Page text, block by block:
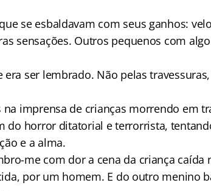
se esbaldavam com seus ganhos:
sensações. Outros pequenos com
ser lembrado. Não pelas
imprensa de crianças morrendo em
do horror ditatorial e terrorrista,
e a alma.
me com dor a cena da criança caída
por um homem. E do outro menino